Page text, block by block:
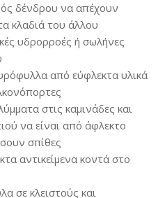
δένδρου να απέχουν
κλαδιά του άλλου
υδρορροές ή σωλήνες
από εύφλεκτα υλικά
στις καμινάδες και
να είναι από άφλεκτο
σπίθες
αντικείμενα κοντά στο
σε κλειστούς και